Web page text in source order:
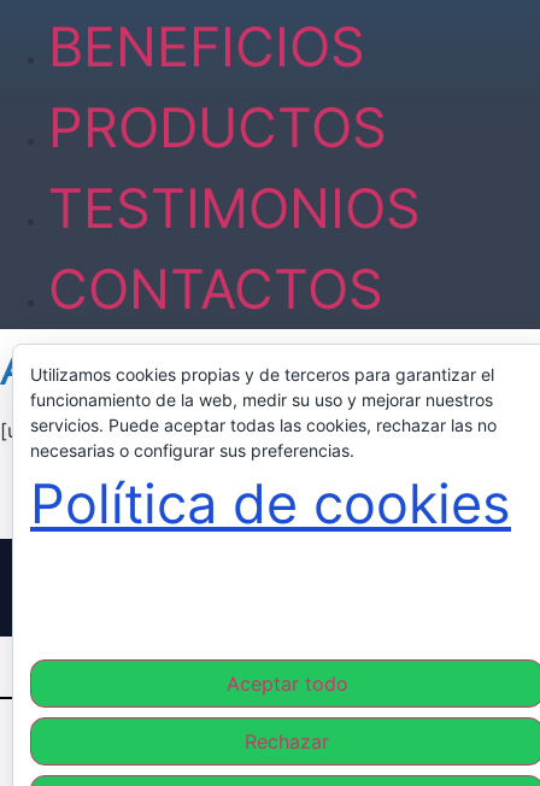
BENEFICIOS
PRODUCTOS
TESTIMONIOS
CONTACTOS
Account
[ultimatemember_account]
4family livegood legacy
Utilizamos cookies propias y de terceros para garantizar el
funcionamiento de la web, medir su uso y mejorar nuestros
servicios. Puede aceptar todas las cookies, rechazar las no
necesarias o configurar sus preferencias.
Política de cookies
Aceptar todo
Rechazar